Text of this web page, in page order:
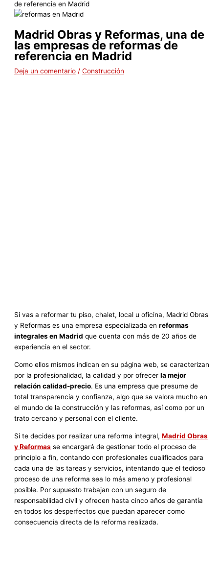
de referencia en Madrid
Madrid Obras y Reformas, una de
las empresas de reformas de
referencia en Madrid
Deja un comentario /Construcción
Si vas a reformar tu piso, chalet, local u oficina, Madrid Obras
y Reformas es una empresa especializada enreformas
integrales en Madrid que cuenta con más de 20 años de
experiencia en el sector.
Como ellos mismos indican en su página web, se caracterizan
por la profesionalidad, la calidad y por ofrecerla mejor
relación calidad-precio. Es una empresa que presume de
total transparencia y confianza, algo que se valora mucho en
el mundo de la construcción y las reformas, así como por un
trato cercano y personal con el cliente.
Si te decides por realizar una reforma integral,Madrid Obras
y Reformas se encargará de gestionar todo el proceso de
principio a fin, contando con profesionales cualificados para
cada una de las tareas y servicios, intentando que el tedioso
proceso de una reforma sea lo más ameno y profesional
posible. Por supuesto trabajan con un seguro de
responsabilidad civil y ofrecen hasta cinco años de garantía
en todos los desperfectos que puedan aparecer como
consecuencia directa de la reforma realizada.